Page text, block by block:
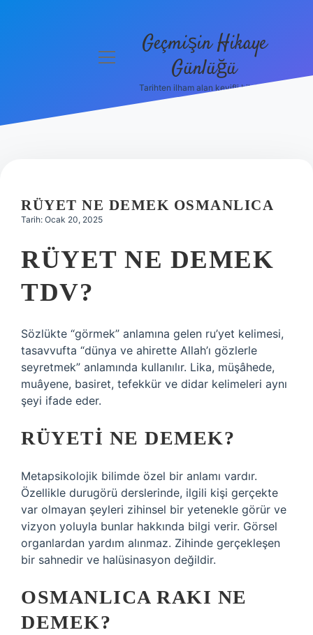
Hakkımızda
menüyü
Geçmişin Hikaye
Günlüğü
Tarihten ilham alan keyifli bilgiler!
RÜYET NE DEMEK OSMANLICA
Tarih: Ocak 20, 2025
RÜYET NE DEMEK
TDV?
Sözlükte “görmek” anlamına gelen ru’yet kelimesi,
tasavvufta “dünya ve ahirette Allah’ı gözlerle
seyretmek” anlamında kullanılır. Lika, müşâhede,
muâyene, basiret, tefekkür ve didar kelimeleri aynı
şeyi ifade eder.
RÜYETI NE DEMEK?
Metapsikolojik bilimde özel bir anlamı vardır.
Özellikle durugörü derslerinde, ilgili kişi gerçekte
var olmayan şeyleri zihinsel bir yetenekle görür ve
vizyon yoluyla bunlar hakkında bilgi verir. Görsel
organlardan yardım alınmaz. Zihinde gerçekleşen
bir sahnedir ve halüsinasyon değildir.
OSMANLICA RAKI NE
DEMEK?